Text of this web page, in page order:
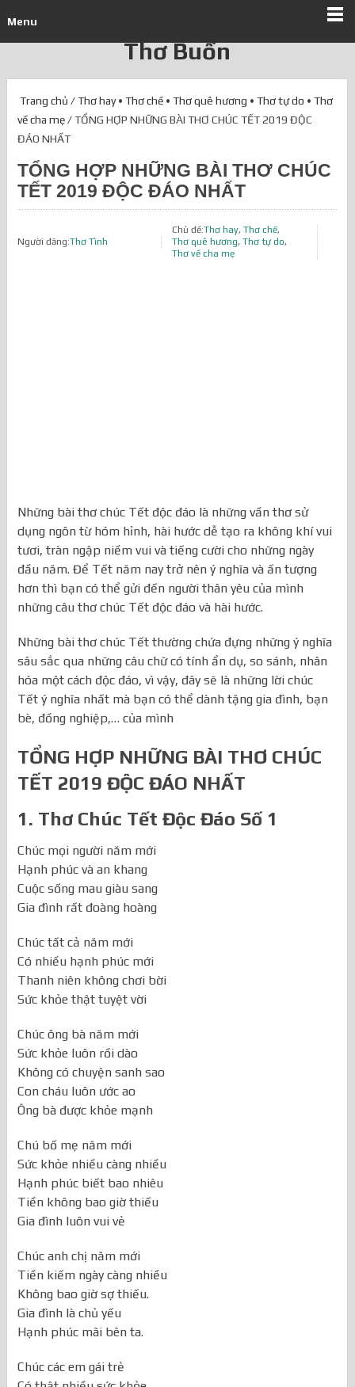
Menu
Thơ Buồn
Trang chủ /Thơ hay•Thơ chế •Thơ quê hương •Thơ tự do •Thơ
về cha mẹ/ TỔNG HỢP NHỮNG BÀI THƠ CHÚC TẾT 2019 ĐỘC
ĐÁO NHẤT
TỔNG HỢP NHỮNG BÀI THƠ CHÚC
TẾT 2019 ĐỘC ĐÁO NHẤT
Người đăng:Thơ Tình
Chủ đề:Thơ hay,Thơ chế,
Thơ quê hương,Thơ tự do,
Thơ về cha mẹ
...
Những bài thơ chúc Tết độc đáo là những vần thơ sử
dụng ngôn từ hóm hỉnh, hài hước dễ tạo ra không khí vui
tươi, tràn ngập niềm vui và tiếng cười cho những ngày
đầu năm. Để Tết năm nay trở nên ý nghĩa và ấn tượng
hơn thì bạn có thể gửi đến người thân yêu của mình
Những bài thơ chúc Tết thường chứa đựng những ý nghĩa
sâu sắc qua những câu chữ có tính ẩn dụ, so sánh, nhân
hóa một cách độc đáo, vì vậy, đây sẽ là những lời chúc
Tết ý nghĩa nhất mà bạn có thể dành tặng gia đình, bạn
TỔNG HỢP NHỮNG BÀI THƠ CHÚC
Chúc mọi người năm mới
Hạnh phúc và an khang
Cuộc sống mau giàu sang
Chúc tất cả năm mới
Có nhiều hạnh phúc mới
Thanh niên không chơi bời
Chúc ông bà năm mới
Sức khỏe luôn rồi dào
Không có chuyện sanh sao
Con cháu luôn ước ao
Chú bố mẹ năm mới
Sức khỏe nhiều càng nhiều
Hạnh phúc biết bao nhiêu
Tiền không bao giờ thiếu
Chúc anh chị năm mới
Tiền kiếm ngày càng nhiều
Không bao giờ sợ thiếu.
Gia đình là chủ yếu